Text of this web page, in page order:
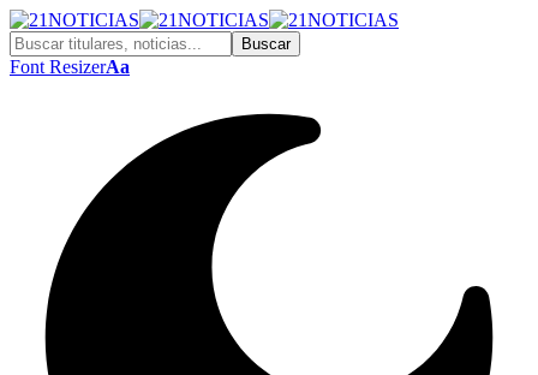
Font ResizerAa